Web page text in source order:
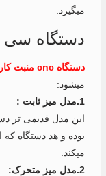
میگیرد.
دستگاه سی
دستگاه cnc منبت کاری روتاری
میشود:
1.مدل میز ثابت :
این مدل قدیمی تر
بوده و هد دستگاه که
میکند.
2.مدل میز متحرک: